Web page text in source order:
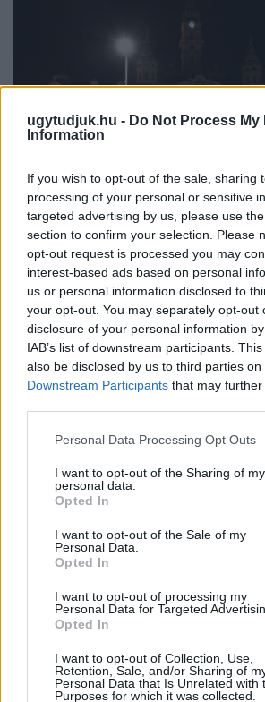
ugytudjuk.hu - Do Not Process My
Information
If you wish to opt-out of the sale, sharing
processing of your personal or sensitive
targeted advertising by us, please use
section to confirm your selection. Please
opt-out request is processed you may
interest-based ads based on personal
us or personal information disclosed to
your opt-out. You may separately opt-out
disclosure of your personal information
IAB’s list of downstream participants.
also be disclosed by us to third parties on
Downstream Participants that may
Please note that this website/app uses
not limited to your visit or usage
grant or deny consent to Google and its
use your data for below specified
consent section.
Personal Data Processing Opt Outs
I want to opt-out of the Sharing of my
personal data.
Opted In
I want to opt-out of the Sale of my
Personal Data.
Opted In
I want to opt-out of processing my
Personal Data for Targeted
Opted In
I want to opt-out of Collection, Use,
Retention, Sale, and/or Sharing of
Personal Data that Is Unrelated with
Purposes for which it was collected.
A NAPOKBAN BEFEJEZŐDIK A
DÍSZKIVILÁGÍTÁS
A város 77 helyszínén zajlik a
kezelésében lévő épületek egy részét is
KÁNIKULA-AKTUÁL:
HŐSÉGRIASZTÁST, A KÖVETKEZŐ
LEGKRITIKUSABB AZ